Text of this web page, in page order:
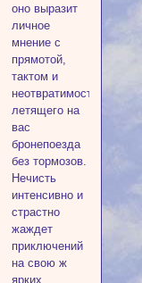
оно выразит
личное
мнение с
прямотой,
тактом и
неотвратимостью
летящего на
вас
бронепоезда
без тормозов.
Нечисть
интенсивно и
страстно
жаждет
приключений
на свою ж
ярких